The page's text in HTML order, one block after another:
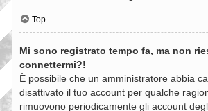
Top
Mi sono registrato tempo fa, ma non
connettermi?!
È possibile che un amministratore abbia
disattivato il tuo account per qualche
rimuovono periodicamente gli account